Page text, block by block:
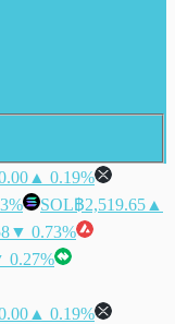
▲ 0.19%
SOL฿2,519.65 ▲
▼ 0.73%
0.27%
▲ 0.19%